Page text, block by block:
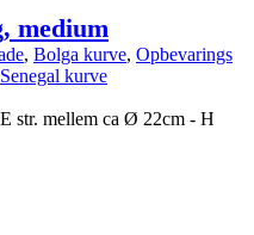
medium
, Bolga kurve, Opbevarings
Senegal kurve
str. mellem ca Ø 22cm - H